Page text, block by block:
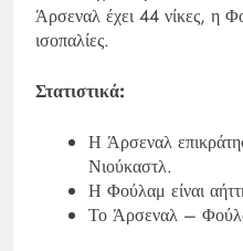
Άρσεναλ έχει 44 νίκες, η
ισοπαλίες.
Στατιστικά:
Η Άρσεναλ
Νιούκαστλ.
Η Φούλαμ είναι
Το Άρσεναλ –